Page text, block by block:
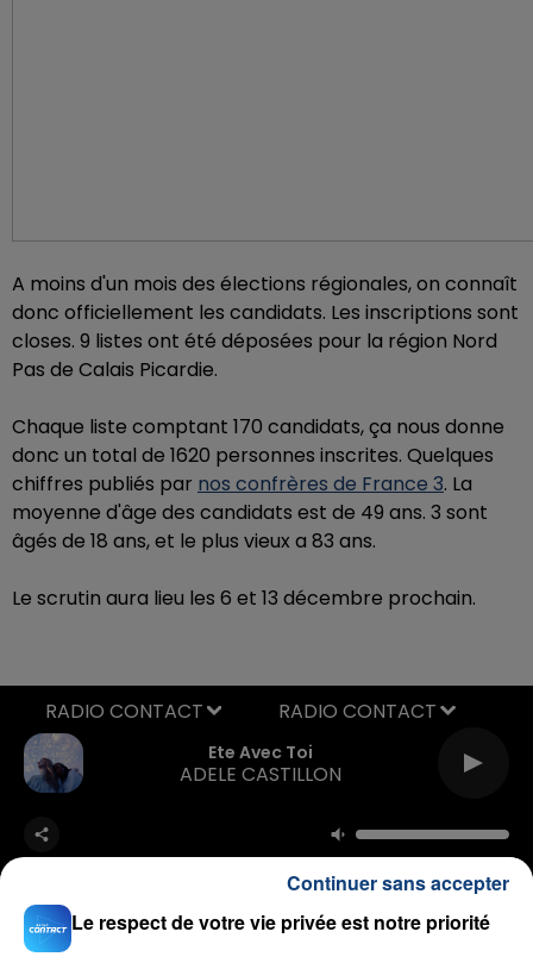
A moins d'un mois des élections régionales, on connaît
donc officiellement les candidats. Les inscriptions sont
closes. 9 listes ont été déposées pour la région Nord
Pas de Calais Picardie.
Chaque liste comptant 170 candidats, ça nous donne
donc un total de 1620 personnes inscrites. Quelques
chiffres publiés par nos confrères de France 3. La
moyenne d'âge des candidats est de 49 ans. 3 sont
âgés de 18 ans, et le plus vieux a 83 ans.
Le scrutin aura lieu les 6 et 13 décembre prochain.
Ete Avec Toi
ADELE CASTILLON
RADIO CONTACT
Le respect de votre vie privée est notre priorité
Continuer sans accepter